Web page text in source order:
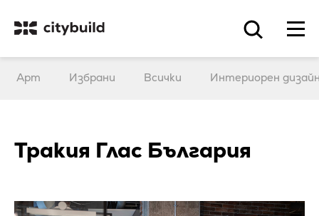
Арт Избрани Всички Интериорен
Тракия Глас България